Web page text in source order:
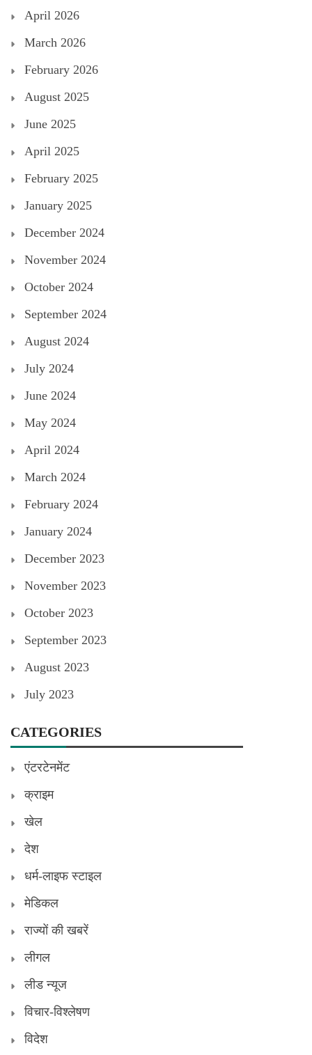
April 2026
March 2026
February 2026
August 2025
June 2025
April 2025
February 2025
January 2025
December 2024
November 2024
October 2024
September 2024
August 2024
July 2024
June 2024
May 2024
April 2024
March 2024
February 2024
January 2024
December 2023
November 2023
October 2023
September 2023
August 2023
July 2023
CATEGORIES
एंटरटेनमेंट
क्राइम
खेल
देश
धर्म-लाइफ स्टाइल
मेडिकल
राज्यों की खबरें
लीगल
लीड न्यूज
विचार-विश्लेषण
विदेश